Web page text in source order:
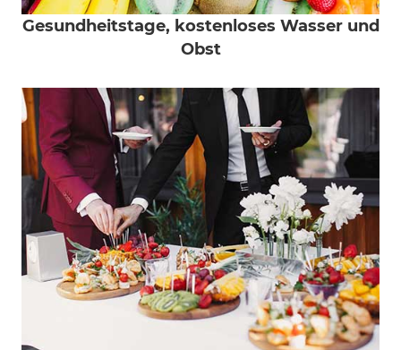
Gesundheitstage, kostenloses Wasser und
Obst